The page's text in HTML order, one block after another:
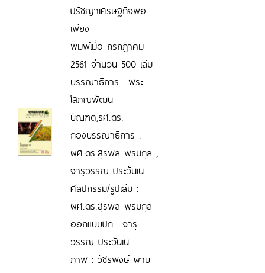
ปรัชญาเศรษฐกิจพอ
เพียง
พิมพ์เมื่อ กรกฎาคม
2561 จำนวน 500 เล่ม
บรรณาธิการ : พระ
โสภณพัฒน
บัณฑิต,รศ.ดร.
กองบรรณาธิการ :
ผศ.ดร.สุรพล พรมกุล ,
จารุวรรณ ประวันเน
ศิลปกรรม/รูปเล่ม :
ผศ.ดร.สุรพล พรมกุล
ออกแบบปก : จารุ
วรรณ ประวันเน
ภาพ : วัชรพงษ์ ผาบ